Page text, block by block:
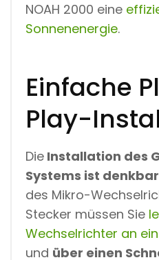
NOAH 2000 eine
Sonnenenergie.
Einfache
Play-
Die Installation des
Systems ist
des Mikro-
Stecker müssen Sie
Wechselrichter an
und über einen